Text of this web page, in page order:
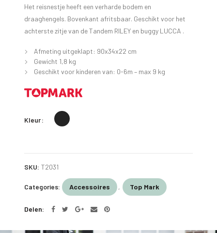
Het reisnestje heeft een verharde bodem en
draaghengels. Bovenkant afritsbaar. Geschikt voor het
achterste zitje van de Tandem RILEY en buggy LUCCA .
Afmeting uitgeklapt: 90x34x22 cm
Gewicht 1,8 kg
Geschikt voor kinderen van: 0-6m – max 9 kg
Kleur
SKU: T2031
Categories: Accessoires , Top Mark
Delen